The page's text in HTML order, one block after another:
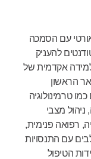
עם הסמכה
להעניק
למידה אקדמית של
הראשון
טרמינולוגיה
מצבי
רפואה פנימית,
עם התנסויות
הטיפול